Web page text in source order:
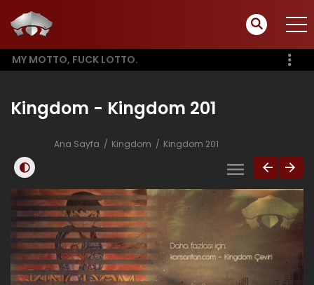
MY MOTTO, FUCK LOTTO.
Kingdom - Kingdom 201
Ana Sayfa Kingdom Kingdom 201